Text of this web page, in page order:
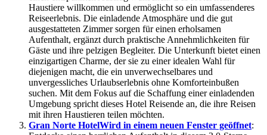
Haustiere willkommen und ermöglicht so ein umfassenderes
Reiseerlebnis. Die einladende Atmosphäre und die gut
ausgestatteten Zimmer sorgen für einen erholsamen
Aufenthalt, ergänzt durch praktische Annehmlichkeiten für
Gäste und ihre pelzigen Begleiter. Die Unterkunft bietet einen
einzigartigen Charme, der sie zu einer idealen Wahl für
diejenigen macht, die ein unverwechselbares und
unvergessliches Urlaubserlebnis ohne Komforteinbußen
suchen. Mit dem Fokus auf die Schaffung einer einladenden
Umgebung spricht dieses Hotel Reisende an, die ihre Reisen
mit ihren Haustieren teilen möchten.
Gran Norte HotelWird in einem neuen Fenster geöffnet: